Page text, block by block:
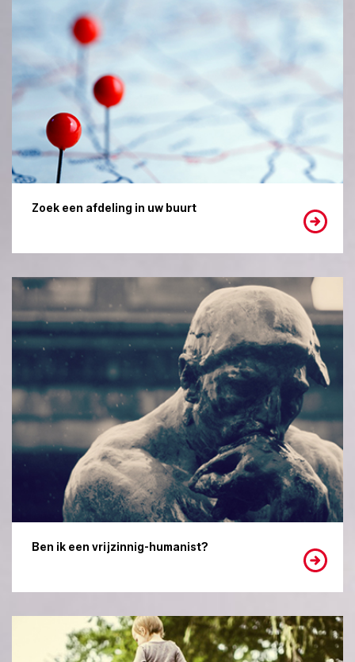
Zoek een afdeling in uw buurt
Ben ik een vrijzinnig-humanist?